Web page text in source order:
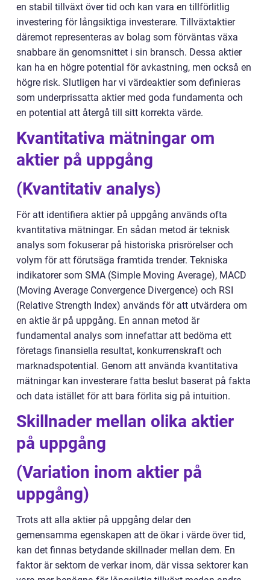
en stabil tillväxt över tid och kan vara en tillförlitlig
investering för långsiktiga investerare. Tillväxtaktier
däremot representeras av bolag som förväntas växa
snabbare än genomsnittet i sin bransch. Dessa aktier
kan ha en högre potential för avkastning, men också en
högre risk. Slutligen har vi värdeaktier som definieras
som underprissatta aktier med goda fundamenta och
en potential att återgå till sitt korrekta värde.
Kvantitativa mätningar om
aktier på uppgång
(Kvantitativ analys)
För att identifiera aktier på uppgång används ofta
kvantitativa mätningar. En sådan metod är teknisk
analys som fokuserar på historiska prisrörelser och
volym för att förutsäga framtida trender. Tekniska
indikatorer som SMA (Simple Moving Average), MACD
(Moving Average Convergence Divergence) och RSI
(Relative Strength Index) används för att utvärdera om
en aktie är på uppgång. En annan metod är
fundamental analys som innefattar att bedöma ett
företags finansiella resultat, konkurrenskraft och
marknadspotential. Genom att använda kvantitativa
mätningar kan investerare fatta beslut baserat på fakta
och data istället för att bara förlita sig på intuition.
Skillnader mellan olika aktier
på uppgång
(Variation inom aktier på
uppgång)
Trots att alla aktier på uppgång delar den
gemensamma egenskapen att de ökar i värde över tid,
kan det finnas betydande skillnader mellan dem. En
faktor är sektorn de verkar inom, där vissa sektorer kan